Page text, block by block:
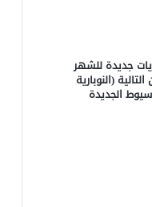
جديدة للشهر
(النوبارية
الجديدة